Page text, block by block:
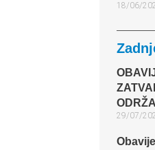
18/06/
29/07/